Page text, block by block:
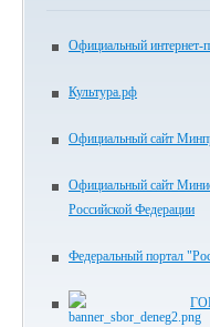
Официальный интернет-
Культура.рф
Официальный сайт
Официальный сайт
Российской Федерации
Федеральный портал